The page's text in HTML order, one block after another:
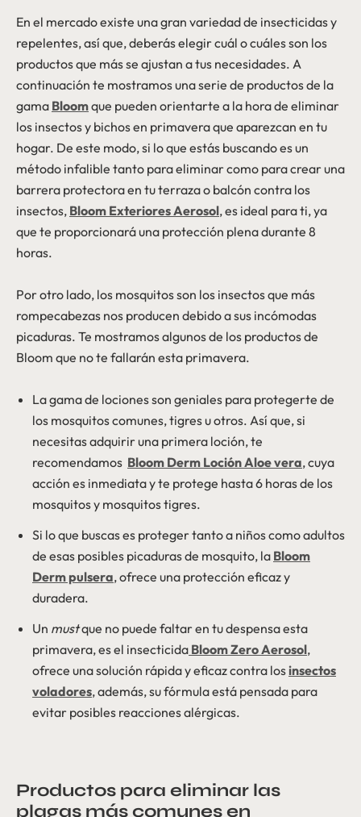
En el mercado existe una gran variedad de insecticidas y
repelentes, así que, deberás elegir cuál o cuáles son los
productos que más se ajustan a tus necesidades. A
continuación te mostramos una serie de productos de la
gama Bloomque pueden orientarte a la hora de eliminar
los insectos y bichos en primavera que aparezcan en tu
hogar. De este modo, si lo que estás buscando es un
método infalible tanto para eliminar como para crear una
barrera protectora en tu terraza o balcón contra los
insectos, Bloom Exteriores Aerosol, es ideal para ti, ya
que te proporcionará una protección plena durante 8
horas.
Por otro lado, los mosquitos son los insectos que más
rompecabezas nos producen debido a sus incómodas
picaduras. Te mostramos algunos de los productos de
Bloom que no te fallarán esta primavera.
La gama de lociones son geniales para protegerte de
los mosquitos comunes, tigres u otros. Así que, si
necesitas adquirir una primera loción, te
recomendamos Bloom Derm Loción Aloe vera, cuya
acción es inmediata y te protege hasta 6 horas de los
mosquitos y mosquitos tigres.
Si lo que buscas es proteger tanto a niños como adultos
de esas posibles picaduras de mosquito, la Bloom
Derm pulsera, ofrece una protección eficaz y
duradera.
Un mustque no puede faltar en tu despensa esta
primavera, es el insecticida Bloom Zero Aerosol,
ofrece una solución rápida y eficaz contra losinsectos
voladores, además, su fórmula está pensada para
evitar posibles reacciones alérgicas.
Productos para eliminar las
plagas más comunes en